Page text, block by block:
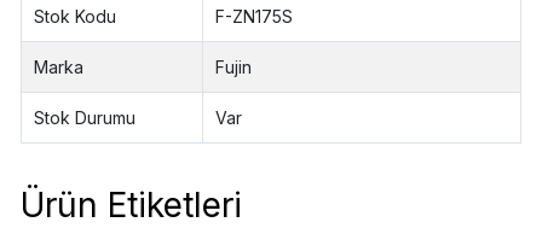
Stok Kodu F-ZN175S
Marka Fujin
Stok Durumu Var
Ürün Etiketleri